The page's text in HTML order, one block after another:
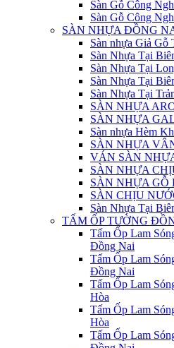
Sàn Gỗ Công
Sàn Gỗ Công
SÀN NHỰA ĐỒNG
Sàn nhựa Giả Gỗ
Sàn Nhựa Tại
Sàn Nhựa Tại
Sàn Nhựa Tại
Sàn Nhựa Tại
SÀN NHỰA
SÀN NHỰA
Sàn nhựa Hèm
SÀN NHỰA
VÁN SÀN
SÀN NHỰA
SÀN NHỰA GỖ
SÀN CHỊU
Sàn Nhựa Tại
TẤM ỐP TƯỜNG
Tấm Ốp Lam
Đồng Nai
Tấm Ốp Lam
Đồng Nai
Tấm Ốp Lam
Hòa
Tấm Ốp Lam
Hòa
Tấm Ốp Lam